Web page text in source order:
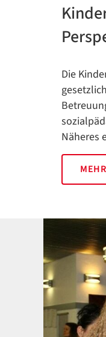
Die
Näheres